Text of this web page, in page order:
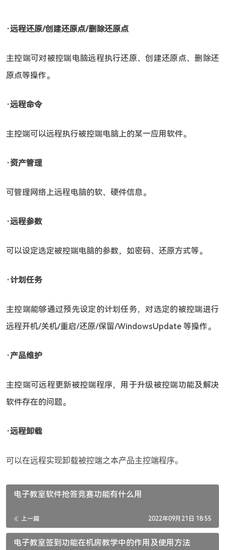
‧远程还原/创建还原点/删除还原点
主控端可对被控端电脑远程执行还原、创建还原点、删除还
原点等操作。
‧远程命令
主控端可以远程执行被控端电脑上的某一应用软件。
‧资产管理
可管理网络上远程电脑的软、硬件信息。
‧远程参数
可以设定选定被控端电脑的参数，如密码、还原方式等。
‧计划任务
主控端能够通过预先设定的计划任务，对选定的被控端进行
远程开机/关机/重启/还原/保留/WindowsUpdate 等操作。
‧产品维护
主控端可远程更新被控端程序，用于升级被控端功能及解决
软件存在的问题。
‧远程卸载
可以在远程实现卸载被控端之本产品主控端程序。
电子教室软件抢答竞赛功能有什么用
上一篇 2022年09月21日 18:55
电子教室签到功能在机房教学中的作用及使用方法